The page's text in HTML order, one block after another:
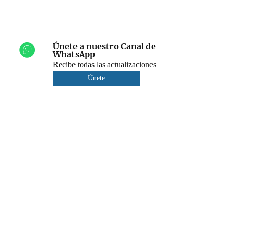
Únete a nuestro Canal de
WhatsApp
Recibe todas las actualizaciones
Únete